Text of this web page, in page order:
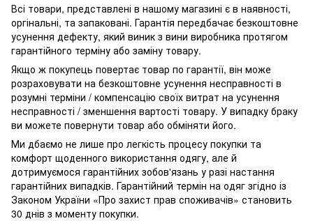
Всі товари, представлені в нашому магазині є в наявності,
оргінальні, та запаковані. Гарантія передбачає безкоштовне
усунення дефекту, який виник з вини виробника протягом
гарантійного терміну або заміну товару.
Якщо ж покупець повертає товар по гарантії, він може
розраховувати на безкоштовне усунення несправності в
розумні терміни / компенсацію своїх витрат на усунення
несправності / зменшення вартості товару. У випадку браку
ви можете повернути товар або обміняти його.
Ми дбаємо не лише про легкість процесу покупки та
комфорт щоденного використання одягу, але й
дотримуємося гарантійних зобов'язань у разі настання
гарантійних випадків. Гарантійний термін на одяг згідно із
Законом України «Про захист прав споживачів» становить
30 днів з моменту покупки.